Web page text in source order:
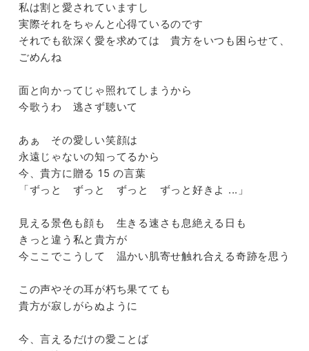
私は割と愛されていますし
実際それをちゃんと心得ているのです
それでも欲深く愛を求めては 貴方をいつも困らせて、
ごめんね
面と向かってじゃ照れてしまうから
今歌うわ 逃さず聴いて
あぁ その愛しい笑顔は
永遠じゃないの知ってるから
今、貴方に贈る 15 の言葉
「ずっと ずっと ずっと ずっと好きよ ...」
見える景色も顔も 生きる速さも息絶える日も
きっと違う私と貴方が
今ここでこうして 温かい肌寄せ触れ合える奇跡を思う
この声やその耳が朽ち果てても
貴方が寂しがらぬように
今、言えるだけの愛ことば